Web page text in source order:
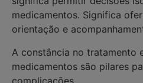
medicamentos. Significa
orientação e
A constância no tratamento
medicamentos são pilares
complicações.